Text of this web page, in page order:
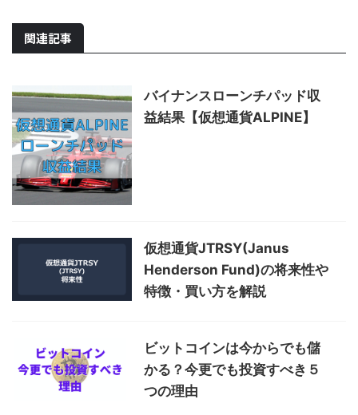
関連記事
バイナンスローンチパッド収
益結果【仮想通貨ALPINE】
仮想通貨JTRSY(Janus
Henderson Fund)の将来性や
特徴・買い方を解説
ビットコインは今からでも儲
かる？今更でも投資すべき５
つの理由